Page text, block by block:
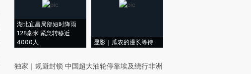
湖北宜昌局部短时降雨
128毫米 紧急转移近
4000人
显影｜瓜农的漫长等待
独家 ｜ 规避封锁 中国超大油轮停靠埃及绕行非洲